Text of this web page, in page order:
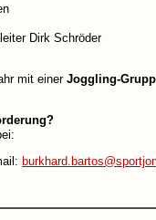
Dirk Schröder
mit einerJoggling-